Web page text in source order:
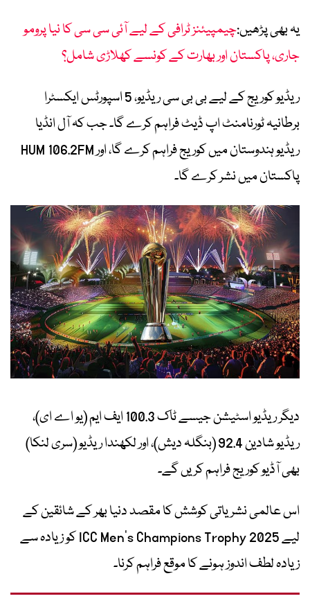
یہ بھی پڑھیں:چیمپیئنز ٹرافی کے لیے آئی سی سی کا نیا پرومو
جاری، پاکستان اور بھارت کے کونسے کھلاڑی شامل؟
ریڈیو کوریج کے لیے بی بی سی ریڈیو، 5 اسپورٹس ایکسٹرا
برطانیہ ٹورنامنٹ اپ ڈیٹ فراہم کرے گا۔ جب کہ آل انڈیا
ریڈیو ہندوستان میں کوریج فراہم کرے گا، اور HUM 106.2FM
پاکستان میں نشر کرے گا۔
دیگر ریڈیو اسٹیشن جیسے ٹاک 100.3 ایف ایم (یو اے ای)،
ریڈیو شادین 92.4 (بنگلہ دیش)، اور لکھندا ریڈیو (سری لنکا)
بھی آڈیو کوریج فراہم کریں گے۔
اس عالمی نشریاتی کوشش کا مقصد دنیا بھر کے شائقین کے
لیے ICC Men’s Champions Trophy 2025 کو زیادہ سے
زیادہ لطف اندوز ہونے کا موقع فراہم کرنا۔